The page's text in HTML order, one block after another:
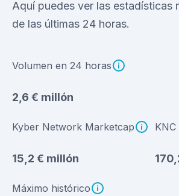
Aquí puedes ver las estadísticas
de las últimas 24 horas.
Volumen en 24 horas
2,6 € millón
Kyber Network Marketcap
15,2 € millón
Máximo histórico